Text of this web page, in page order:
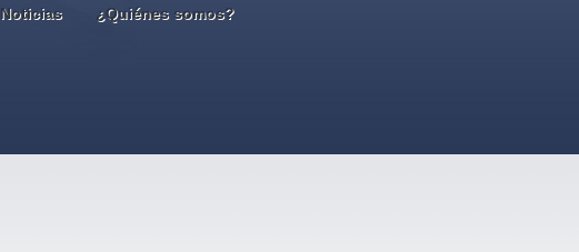
Noticias ¿Quiénes somos?